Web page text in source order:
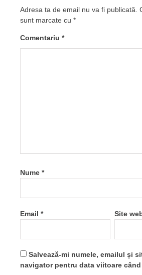
Adresa ta de email nu va fi publicată.
sunt marcate cu *
Comentariu *
Nume *
Email * Site
Salvează-mi numele, emailul și
navigator pentru data viitoare